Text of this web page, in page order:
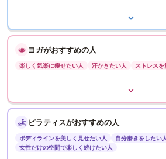
ヨガがおすすめの人
楽しく気楽に痩せたい人 汗かきたい人 ストレスを
ピラティスがおすすめの人
ボディラインを美しく見せたい人
自分磨きをしたい
女性だけの空間で楽しく続けたい人